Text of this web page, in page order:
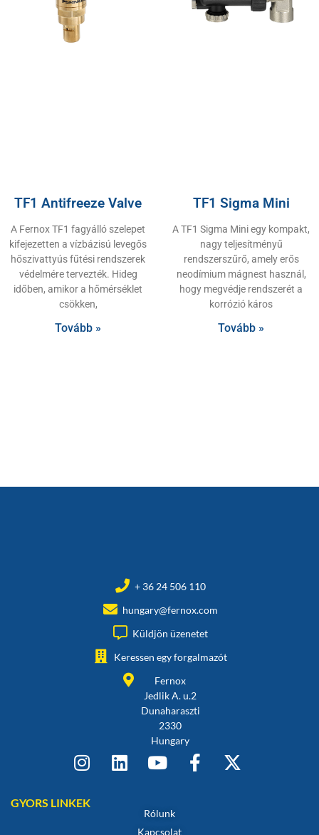
TF1 Antifreeze Valve
A Fernox TF1 fagyálló szelepet
kifejezetten a vízbázisú levegős
hőszivattyús fűtési rendszerek
védelmére tervezték. Hideg
időben, amikor a hőmérséklet
csökken,
Tovább »
TF1 Sigma Mini
A TF1 Sigma Mini egy kompakt,
nagy teljesítményű
rendszerszűrő, amely erős
neodímium mágnest használ,
hogy megvédje rendszerét a
korrózió káros
Tovább »
+ 36 24 506 110
hungary@fernox.com
Küldjön üzenetet
Keressen egy forgalmazót
Fernox
Jedlik A. u.2
Dunaharaszti
2330
Hungary
GYORS LINKEK
Rólunk
Kapcsolat